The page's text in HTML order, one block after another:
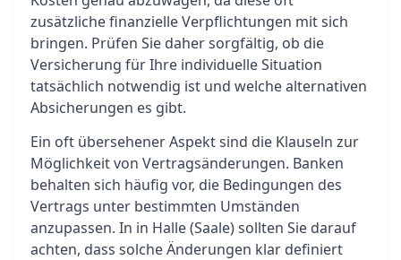
zusätzliche finanzielle Verpflichtungen mit sich
bringen. Prüfen Sie daher sorgfältig, ob die
Versicherung für Ihre individuelle Situation
tatsächlich notwendig ist und welche alternativen
Absicherungen es gibt.
Ein oft übersehener Aspekt sind die Klauseln zur
Möglichkeit von Vertragsänderungen. Banken
behalten sich häufig vor, die Bedingungen des
Vertrags unter bestimmten Umständen
anzupassen. In in Halle (Saale) sollten Sie darauf
achten, dass solche Änderungen klar definiert